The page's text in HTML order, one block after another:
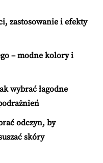
zastosowanie i efekty
– modne kolory i
wybrać łagodne
odczyn, by
skóry